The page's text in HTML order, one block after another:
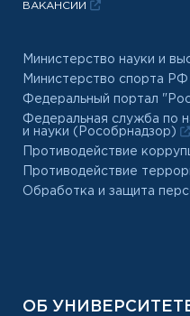
ВАКАНСИИ
Министерство науки и
Министерство спорта РФ
Федеральный портал
Федеральная служба по
и науки (Рособрнадзор)
Противодействие
Противодействие
Обработка и защита
ОБ